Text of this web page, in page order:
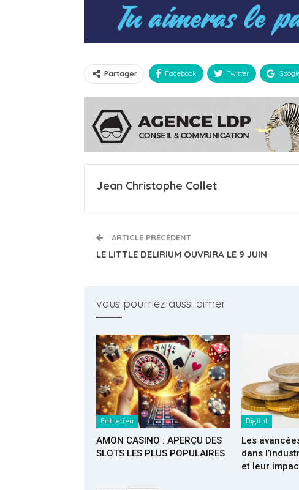
Partager Facebook Twitter
Jean Christophe Collet
ARTICLE PRÉCÉDENT
LE LITTLE DELIRIUM OUVRIRA LE 9 JUIN
vous pourriez aussi aimer
Entretien
AMON CASINO : APERÇU DES
SLOTS LES PLUS POPULAIRES
Digital
Les
dans
et leur